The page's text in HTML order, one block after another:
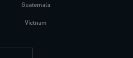
Guatemala
Vietnam